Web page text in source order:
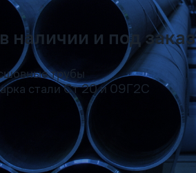
наличии и под заказ
трубы
стали Ст 20 и 09Г2С